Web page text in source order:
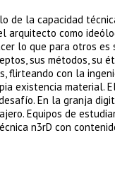
de la capacidad
arquitecto como
lo que para otros es
sus métodos, su
flirteando con la
existencia material.
En la granja
Equipos de
n3rD con